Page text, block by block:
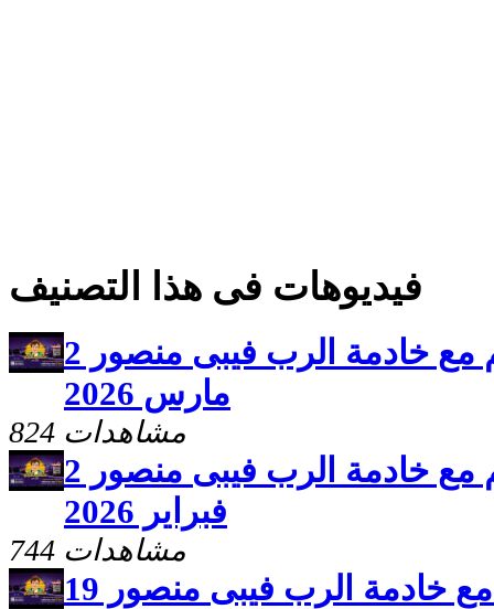
فيديوهات فى هذا التصنيف
برنامج سلامى اعطيكم مع خادمة الرب فيبى منصور 2
مارس 2026
824 مشاهدات
برنامج سلامى اعطيكم مع خادمة الرب فيبى منصور 2
فبراير 2026
744 مشاهدات
برنامج سلامى اعطيكم مع خادمة الرب فيبى منصور 19